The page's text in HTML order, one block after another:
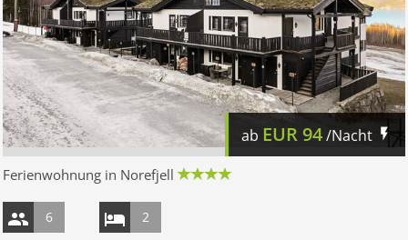
ab EUR94/Nacht
Ferienwohnung in Norefjell
6 2